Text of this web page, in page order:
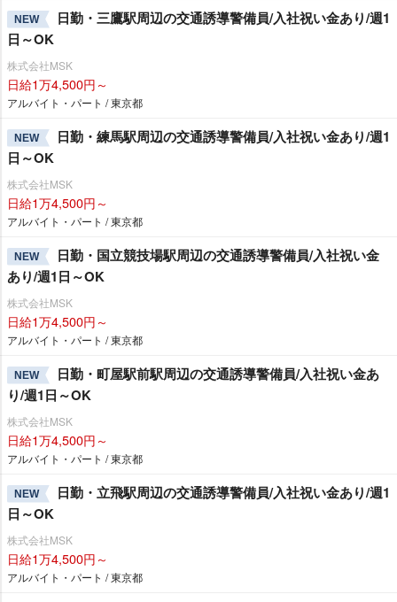
NEW
日勤・三鷹駅周辺の交通誘導警備員/入社祝い金あり/週1
日～OK
株式会社MSK
日給1万4,500円～
アルバイト・パート / 東京都
NEW
日勤・練馬駅周辺の交通誘導警備員/入社祝い金あり/週1
日～OK
株式会社MSK
日給1万4,500円～
アルバイト・パート / 東京都
NEW
日勤・国立競技場駅周辺の交通誘導警備員/入社祝い金
あり/週1日～OK
株式会社MSK
日給1万4,500円～
アルバイト・パート / 東京都
NEW
日勤・町屋駅前駅周辺の交通誘導警備員/入社祝い金あ
り/週1日～OK
株式会社MSK
日給1万4,500円～
アルバイト・パート / 東京都
NEW
日勤・立飛駅周辺の交通誘導警備員/入社祝い金あり/週1
日～OK
株式会社MSK
日給1万4,500円～
アルバイト・パート / 東京都